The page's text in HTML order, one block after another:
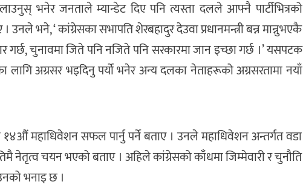
भनेर जनताले म्यान्डेट दिए पनि त्यस्ता दलले आफ्नै पार्टीभित्रको
भने, ‘ कांग्रेसका सभापति शेरबहादुर देउवा प्रधानमन्त्री बन्न मान्नुभएकै
चुनावमा जिते पनि नजिते पनि सरकारमा जान इच्छा गर्छ ।’ यसपटक
लागि अग्रसर भइदिनु पर्यो भनेर अन्य दलका नेताहरूको अग्रसरतामा नयाँ
महाधिवेशन सफल पार्नु पर्ने बताए । उनले महाधिवेशन अन्तर्गत वडा
नेतृत्व चयन भएको बताए । अहिले कांग्रेसको काँधमा जिम्मेवारी र चुनौति
भनाइ छ ।